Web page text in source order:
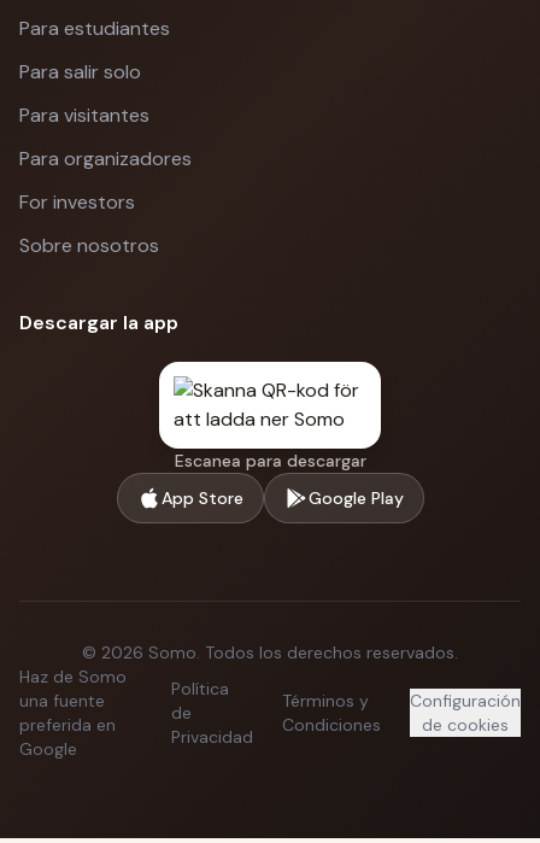
Para estudiantes
Para salir solo
Para visitantes
Para organizadores
For investors
Sobre nosotros
Descargar la app
Escanea para descargar
App Store
Google Play
© 2026 Somo. Todos los derechos reservados.
Haz de Somo
una fuente
preferida en
Google
Política
de
Privacidad
Términos y
Condiciones
Configuración
de cookies